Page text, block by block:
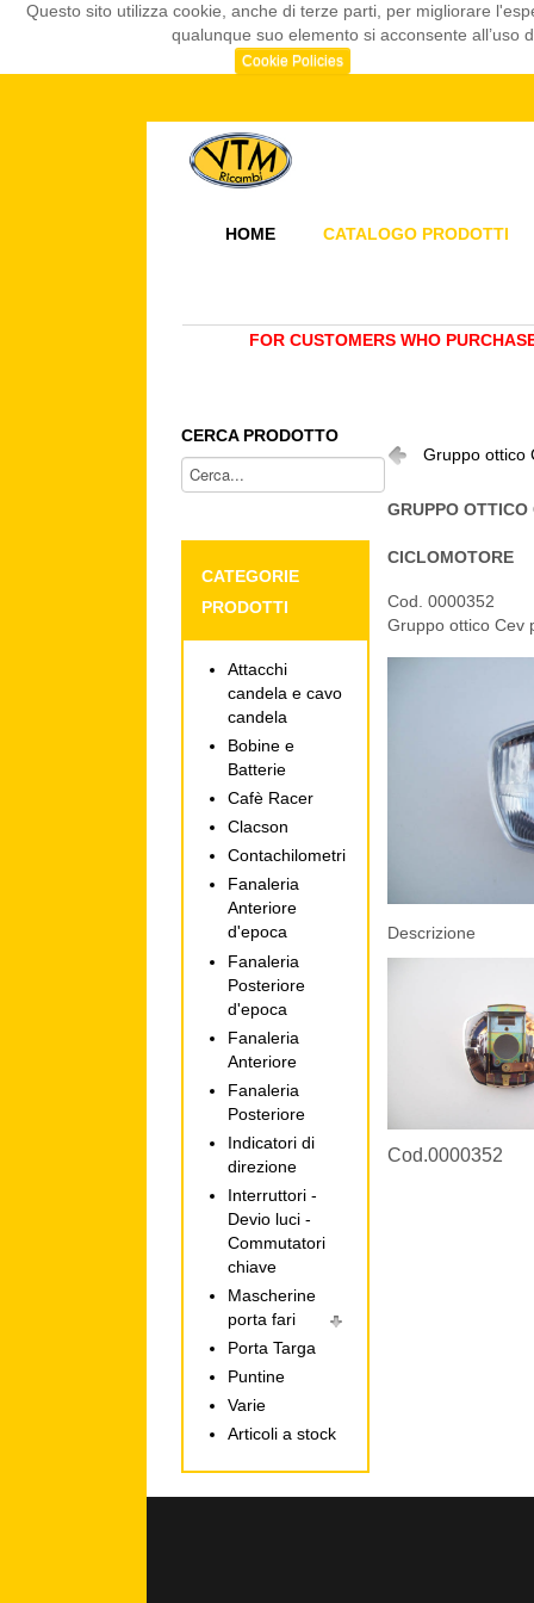
Questo sito utilizza cookie, anche di terze parti, per migliorare
qualunque suo elemento si acconsente all’uso
Cookie Policies
HOME CATALOGO PRODOTTI
FOR CUSTOMERS WHO
Gruppo ottico
GRUPPO OTTICO
CICLOMOTORE
Cod. 0000352
Gruppo ottico Cev
Descrizione
Cod.0000352
CERCA PRODOTTO
CATEGORIE
PRODOTTI
Attacchi
candela e cavo
candela
Bobine e
Batterie
Cafè Racer
Clacson
Contachilometri
Fanaleria
Anteriore
d'epoca
Fanaleria
Posteriore
d'epoca
Fanaleria
Anteriore
Fanaleria
Posteriore
Indicatori di
direzione
Interruttori -
Devio luci -
Commutatori
chiave
Mascherine
porta fari
Porta Targa
Puntine
Varie
Articoli a stock